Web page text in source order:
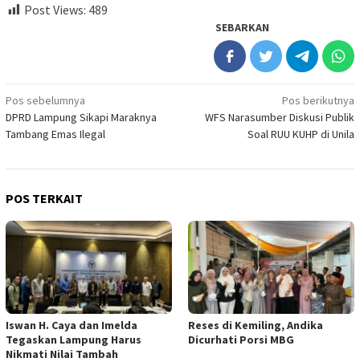
Post Views: 489
SEBARKAN
Navigasi
pos
Pos sebelumnya
DPRD Lampung Sikapi Maraknya
Tambang Emas Ilegal
Pos berikutnya
WFS Narasumber Diskusi Publik
Soal RUU KUHP di Unila
POS TERKAIT
Iswan H. Caya dan Imelda
Tegaskan Lampung Harus
Nikmati Nilai Tambah
Reses di Kemiling, Andika
Dicurhati Porsi MBG